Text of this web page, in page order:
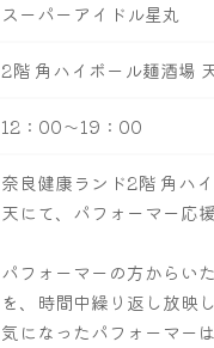
スーパーアイドル星丸
2階 角ハイボール麺酒場
12：00～19：00
奈良健康ランド2階 角ハ
天にて、パフォーマー応
パフォーマーの方からい
を、時間中繰り返し放映し
気になったパフォーマー